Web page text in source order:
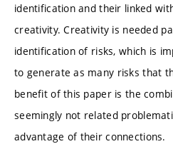
identification and their linked
creativity. Creativity is needed
identification of risks, which is
to generate as many risks that
benefit of this paper is the
seemingly not related
advantage of their connections.